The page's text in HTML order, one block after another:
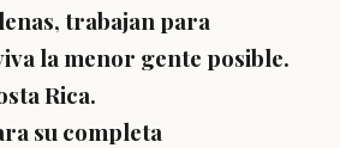
trabajan para
la menor gente posible.
Rica.
su completa